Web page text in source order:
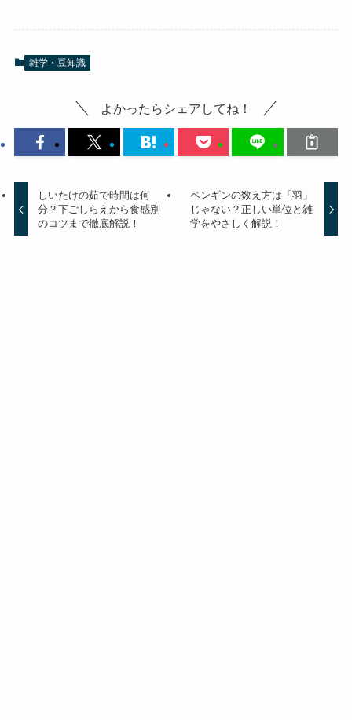
雑学・豆知識
よかったらシェアしてね！
しいたけの茹で時間は何
分？下ごしらえから食感別
のコツまで徹底解説！
ペンギンの数え方は「羽」
じゃない？正しい単位と雑
学をやさしく解説！